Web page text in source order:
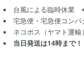
台風による臨時休業
宅急便・宅急便コン
ネコポス（ヤマト運
当日発送は14時まで！